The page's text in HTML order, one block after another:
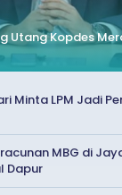
Utang Kopdes
Minta LPM Jadi
MBG di
Dapur